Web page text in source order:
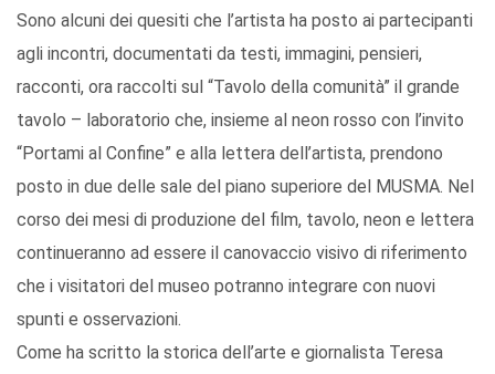
Sono alcuni dei quesiti che l’artista ha posto ai partecipanti
agli incontri, documentati da testi, immagini, pensieri,
racconti, ora raccolti sul “Tavolo della comunità” il grande
tavolo – laboratorio che, insieme al neon rosso con l’invito
“Portami al Confine” e alla lettera dell’artista, prendono
posto in due delle sale del piano superiore del MUSMA. Nel
corso dei mesi di produzione del film, tavolo, neon e lettera
continueranno ad essere il canovaccio visivo di riferimento
che i visitatori del museo potranno integrare con nuovi
spunti e osservazioni.
Come ha scritto la storica dell’arte e giornalista Teresa